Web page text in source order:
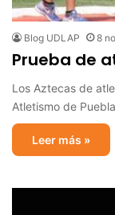
Blog UDLAP 8
Prueba de
Los Aztecas de
Atletismo de
Leer más »